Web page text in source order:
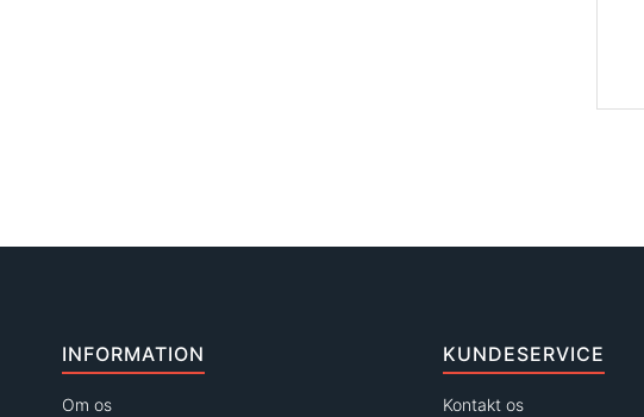
INFORMATION
Om os
KUNDESERVICE
Kontakt os